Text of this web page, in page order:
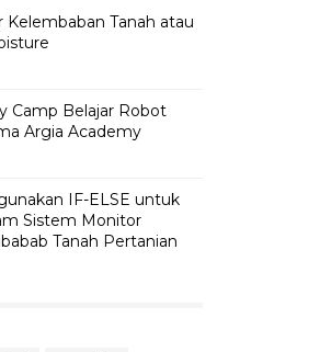
Kelembaban Tanah atau
Camp Belajar Robot
Argia Academy
IF-ELSE untuk
Sistem Monitor
Tanah Pertanian